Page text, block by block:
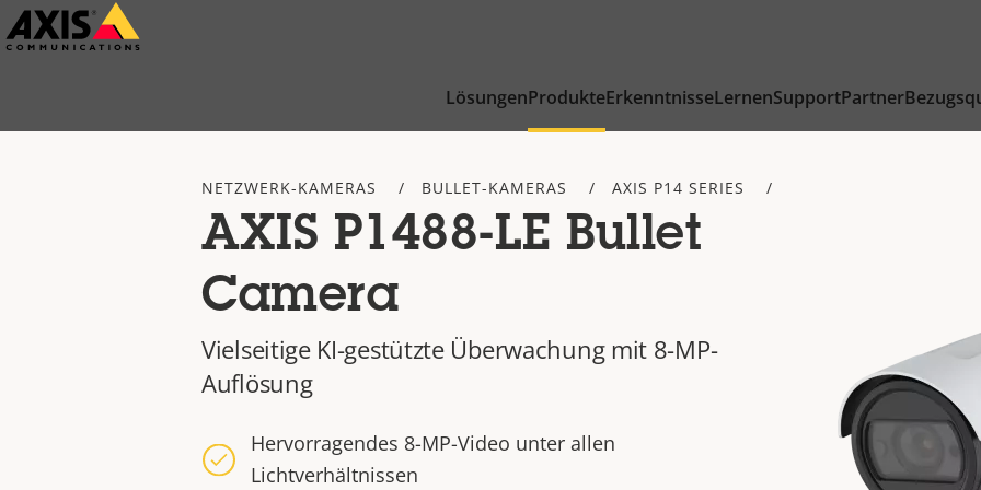
Zum
Hauptinhalt
LösungenProdukteErkenntnisseLernenSupportPartner
NETZWERK-KAMERAS BULLET-KAMERAS AXIS P14 SERIES
AXIS P1488-LE Bullet
Camera
Vielseitige KI-gestützte Überwachung mit 8-MP-
Auflösung
Hervorragendes 8-MP-Video unter allen
Lichtverhältnissen